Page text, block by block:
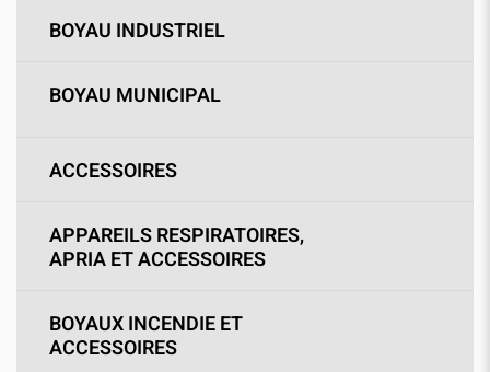
BOYAU INDUSTRIEL
BOYAU MUNICIPAL
ACCESSOIRES
APPAREILS RESPIRATOIRES,
APRIA ET ACCESSOIRES
BOYAUX INCENDIE ET
ACCESSOIRES